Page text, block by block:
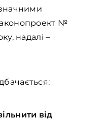
значними
№
надалі –
від